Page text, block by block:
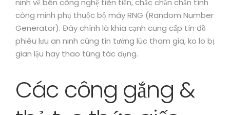
công minh phụ thuộc bộ máy RNG (Random Number
Generator). Đây chính là khía cạnh cung cấp tín đồ
phiêu lưu an ninh cùng tin tưởng lúc tham gia, ko lo bị
gian lậu hay thao túng tác dụng.
Các công gắng &